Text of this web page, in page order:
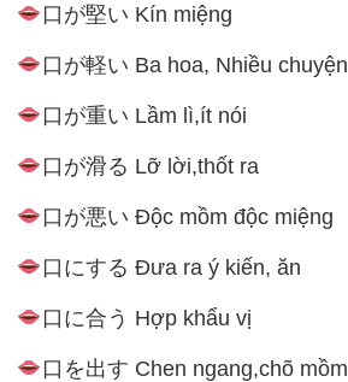
口が堅い Kín miệng
口が軽い Ba hoa, Nhiều chuyện
口が重い Lầm lì,ít nói
口が滑る Lỡ lời,thốt ra
口が悪い Độc mồm độc miệng
口にする Đưa ra ý kiến, ăn
口に合う Hợp khẩu vị
口を出す Chen ngang,chõ mồm